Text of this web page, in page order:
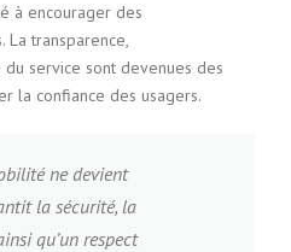
à encourager des
La transparence,
service sont devenues des
la confiance des usagers.
ne devient
la sécurité, la
qu’un respect